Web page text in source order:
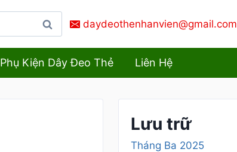
Tìm
kiếm
daydeothenhanvien@gmail.com
Phụ Kiện Dây Đeo Thẻ Liên Hệ
Lưu trữ
Tháng Ba 2025